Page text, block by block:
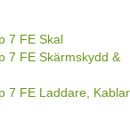
7 FE Skal
7 FE Skärmskydd &
7 FE Laddare, Kablar